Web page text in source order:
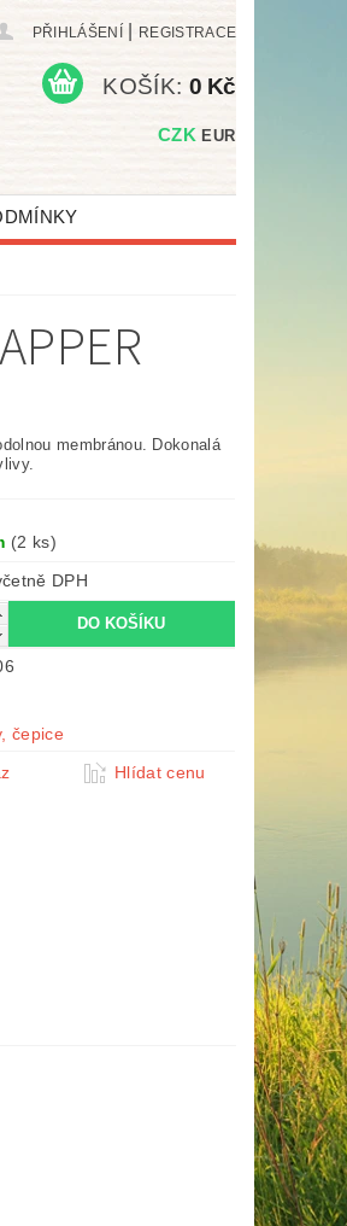
PŘIHLÁŠENÍ REGISTRACE
CZK EUR
KOŠÍK: 0 Kč
membránou. Dokonalá
(2 ks)
Kč včetně DPH
čepice
Hlídat cenu